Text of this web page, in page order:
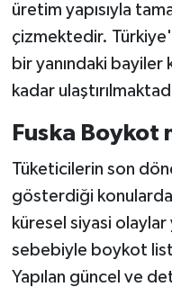
üretim yapısıyla
çizmektedir.
bir yanındaki bayiler
kadar
Fuska Boykot
Tüketicilerin son
gösterdiği
küresel siyasi olaylar
sebebiyle boykot
Yapılan güncel ve